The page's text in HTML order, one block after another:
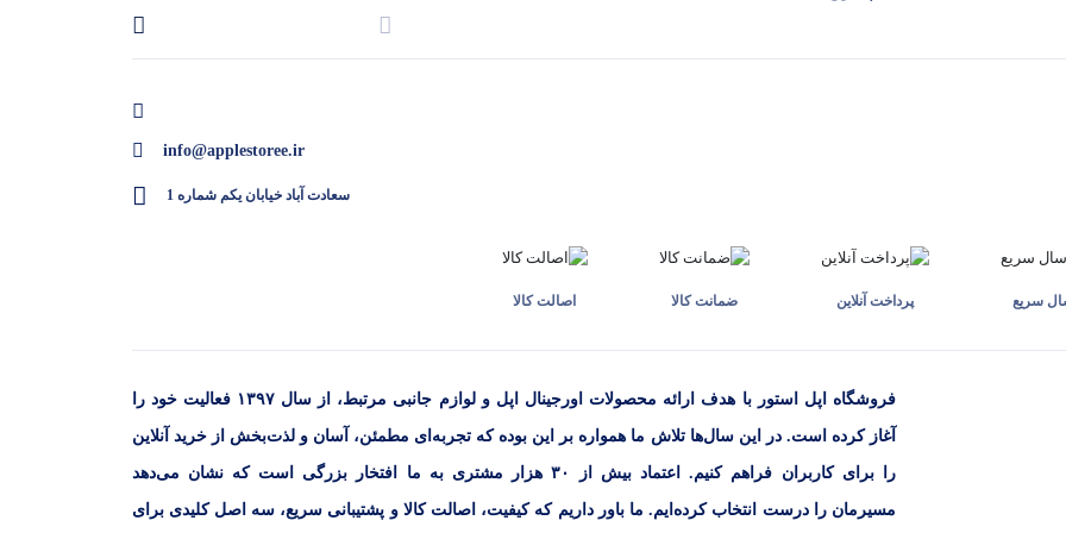
باتری آیفون 14 پرو به طور متوسط می‌تواند تا 23 ساعت مکالمه یا 75 ساعت پخش موسیقی را تأمین کند که نشان ‌دهنده عمر باتری بسیار خوب آن است. همچنین، با استفاده از فناوری شارژ سریع، این گوشی
آیفون 14 پرو با پردازنده A16 Bionic عرضه شده است که عملکردی بی‌نظیر و سرعتی فوق‌العاده را در اجرای برنامه‌ها و بازی‌ها ارائه می‌دهد. این پردازنده به همراه طراحی 4 نانومتری، بهینه‌سازی‌های قابل توجهی
را می‌دهد تا با توجه به نیازهای خود انتخاب کنند.
سوالات خود را مطرح کنید یا در صورت بروز مشکل، درخواست کمک کنید.
علاوه بر این، خرید از اپل استور به شما این اطمینان را می‌دهد که محصول اصلی و با گارانتی معتبر دریافت می‌کنید. حال برای بررسی بیشتر آیفون 14 پرو کافی است از طریق شماره تماس ثبت شده با کارشناسان
info@applestoree.ir
سعادت آباد خیابان یکم شماره 1
سریع پرداخت آنلاین ضمانت کالا اصالت کالا
فروشگاه اپل استور با هدف ارائه‌ محصولات اورجینال اپل و لوازم جانبی مرتبط، از سال ۱۳۹۷ فعالیت خود را
آغاز کرده است. در این سال‌ها تلاش ما همواره بر این بوده که تجربه‌ای مطمئن، آسان و لذت‌بخش از خرید آنلاین
را برای کاربران فراهم کنیم. اعتماد بیش از ۳۰ هزار مشتری به ما افتخار بزرگی است که نشان می‌دهد
مسیرمان را درست انتخاب کرده‌ایم. ما باور داریم که کیفیت، اصالت کالا و پشتیبانی سریع، سه اصل کلیدی برای